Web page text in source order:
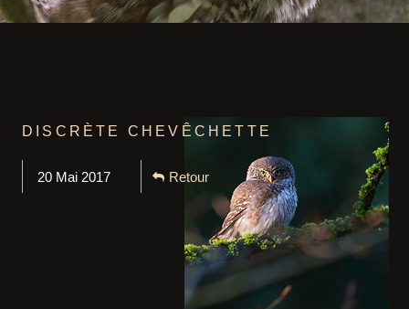
DISCRÈTE CHEVÊCHETTE
20 Mai 2017 Retour